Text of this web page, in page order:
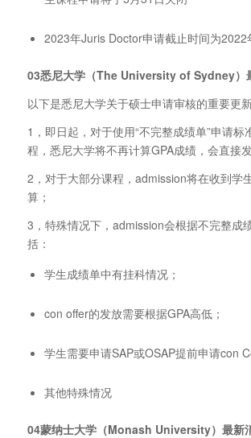
2023年Juris Doctor申请截止时间为2022
03悉尼大学（The University of Sydney）
以下是悉尼大学关于硕士申请审核的重要更新
1，即日起，对于使用“不完整成绩单”申请标
程，悉尼大学将不再计算GPA成绩，会直接
2，对于大部分课程，admission将在收到学
算；
3，特殊情况下，admission会根据不完整成
括：
学生成绩单中有挂科情况；
con offer的发放需要根据GPA高低；
学生需要申请SAP或OSAP提前申请con
其他特殊情况
04蒙纳士大学（Monash University）最新